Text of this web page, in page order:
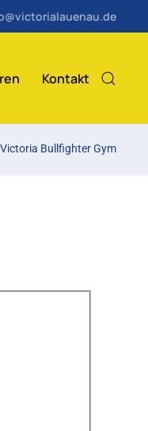
Kontakt
Victoria Bullfighter Gym